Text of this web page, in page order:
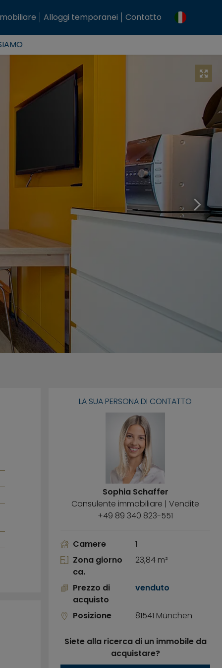
Alloggi temporanei Contatto
LA SUA PERSONA DI CONTATTO
Sophia Schaffer
Consulente immobiliare | Vendite
+49 89 340 823-551
Camere
1
Zona giorno
ca.
23,84 m²
Prezzo di
acquisto
venduto
Posizione 81541 München
Siete alla ricerca di un immobile da
acquistare?